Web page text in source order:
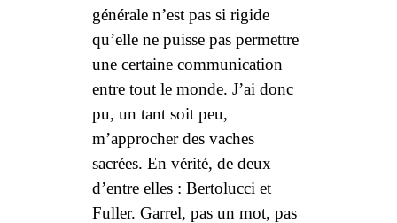
générale n’est pas si rigide
qu’elle ne puisse pas permettre
une certaine communication
entre tout le monde. J’ai donc
pu, un tant soit peu,
m’approcher des vaches
sacrées. En vérité, de deux
d’entre elles : Bertolucci et
Fuller. Garrel, pas un mot, pas